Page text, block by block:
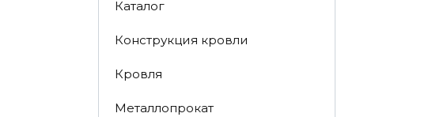
Каталог
Конструкция кровли
Кровля
Металлопрокат